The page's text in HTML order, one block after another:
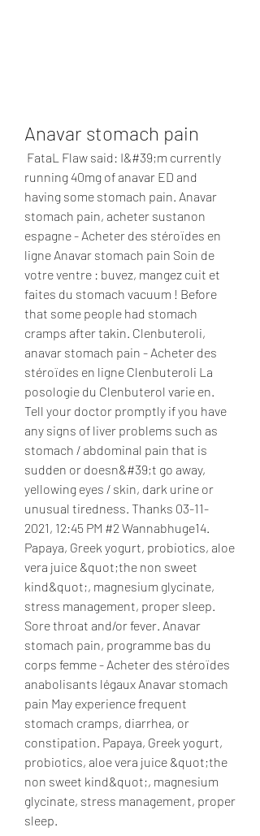
Anavar stomach pain
running 40mg of anavar ED and
having some stomach pain. Anavar
stomach pain, acheter sustanon
espagne - Acheter des stéroïdes en
ligne Anavar stomach pain Soin de
votre ventre : buvez, mangez cuit et
faites du stomach vacuum ! Before
that some people had stomach
cramps after takin. Clenbuteroli,
anavar stomach pain - Acheter des
stéroïdes en ligne Clenbuteroli La
posologie du Clenbuterol varie en.
Tell your doctor promptly if you have
any signs of liver problems such as
stomach / abdominal pain that is
sudden or doesn&#39;t go away,
yellowing eyes / skin, dark urine or
unusual tiredness. Thanks 03-11-
2021, 12:45 PM #2 Wannabhuge14.
Papaya, Greek yogurt, probiotics, aloe
vera juice &quot;the non sweet
kind&quot;, magnesium glycinate,
stress management, proper sleep.
Sore throat and/or fever. Anavar
stomach pain, programme bas du
corps femme - Acheter des stéroïdes
anabolisants légaux Anavar stomach
pain May experience frequent
stomach cramps, diarrhea, or
constipation. Papaya, Greek yogurt,
probiotics, aloe vera juice &quot;the
non sweet kind&quot;, magnesium
glycinate, stress management, proper
sleep.